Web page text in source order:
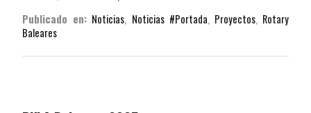
Publicado en: Noticias, Noticias #Portada, Proyectos, Rotary
Baleares